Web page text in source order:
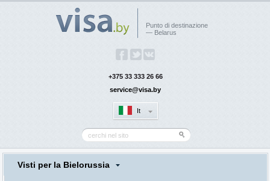
Punto di destinazione
— Belarus
+375 33 333 26 66
service@visa.by
It
Visti per la Bielorussia